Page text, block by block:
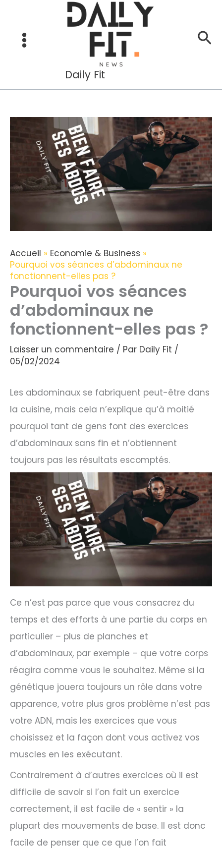
contenu
Daily Fit
Accueil
Economie & Business
Pourquoi vos séances d’abdominaux ne
fonctionnent-elles pas ?
Pourquoi vos séances
d’abdominaux ne
fonctionnent-elles pas ?
Laisser un commentaire / Par Daily Fit /
05/02/2024
Les abdominaux se fabriquent peut-être dans
la cuisine, mais cela n’explique qu’à moitié
pourquoi tant de gens font des exercices
d’abdominaux sans fin et n’obtiennent
toujours pas les résultats escomptés.
Ce n’est pas parce que vous consacrez du
temps et des efforts à une partie du corps en
particulier – plus de planches et
d’abdominaux, par exemple – que votre corps
réagira comme vous le souhaitez. Même si la
génétique jouera toujours un rôle dans votre
apparence, votre plus gros problème n’est pas
votre ADN, mais les exercices que vous
choisissez et la façon dont vous activez vos
muscles en les exécutant.
Contrairement à d’autres exercices où il est
difficile de savoir si l’on fait un exercice
correctement, il est facile de « sentir » la
plupart des mouvements de base. Il est donc
facile de penser que ce que l’on fait